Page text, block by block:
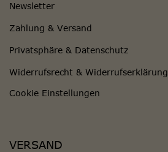
Newsletter
Zahlung & Versand
Privatsphäre & Datenschutz
Widerrufsrecht & Widerrufserklärung
Cookie Einstellungen
VERSAND